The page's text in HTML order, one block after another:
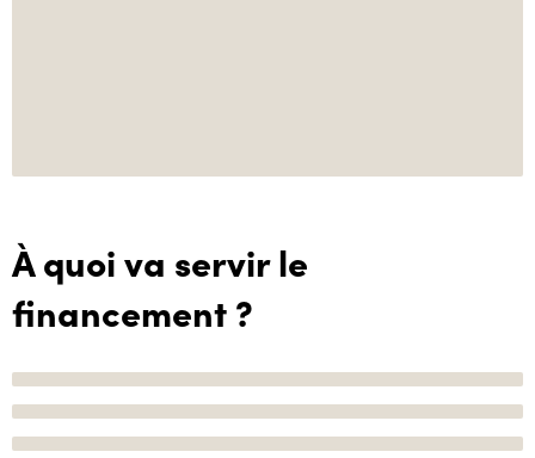
À quoi va servir le
financement ?